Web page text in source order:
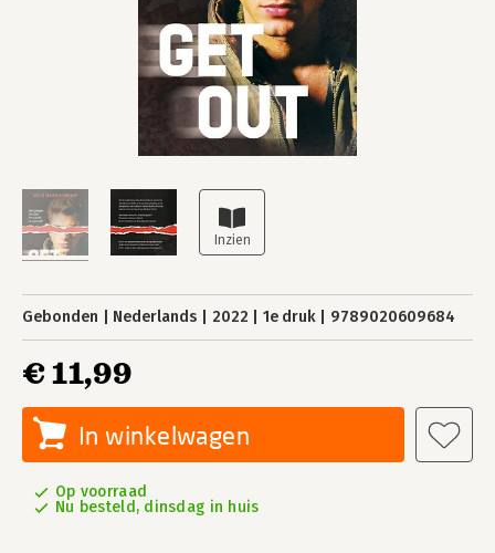
Gebonden Nederlands 2022 1e druk 9789020609684
€ 11,99
In winkelwagen
Op voorraad
Nu besteld, dinsdag in huis